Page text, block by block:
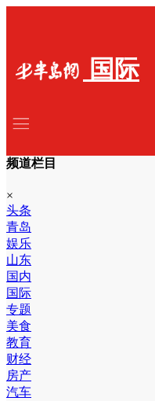
国际
频道栏目
×
头条
青岛
娱乐
山东
国内
国际
专题
美食
教育
财经
房产
汽车